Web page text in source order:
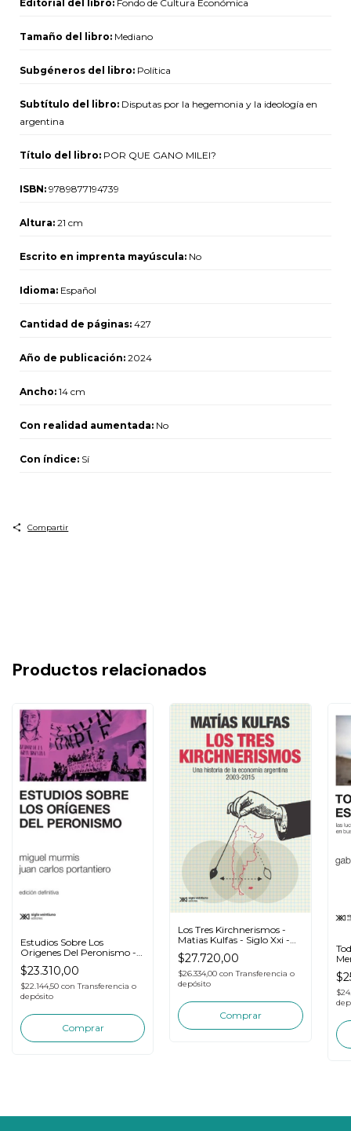
Editorial del libro: Fondo de Cultura Económica
Tamaño del libro: Mediano
Subgéneros del libro: Política
Subtítulo del libro: Disputas por la hegemonia y la ideología en
argentina
Título del libro: POR QUE GANO MILEI?
ISBN: 9789877194739
Altura: 21 cm
Escrito en imprenta mayúscula: No
Idioma: Español
Cantidad de páginas: 427
Año de publicación: 2024
Ancho: 14 cm
Con realidad aumentada: No
Con índice: Sí
Compartir
Productos relacionados
Estudios Sobre Los
Origenes Del Peronismo -
Miguel Murmis
$23.310,00
$22.144,50 con Transferencia o
depósito
Los Tres Kirchnerismos -
Matias Kulfas - Siglo Xxi -
Libro
$27.720,00
$26.334,00con Transferencia o
depósito